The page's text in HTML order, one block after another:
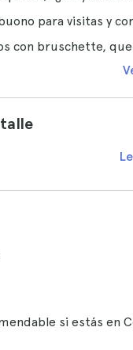
para visitas y
con bruschette,
si estás en